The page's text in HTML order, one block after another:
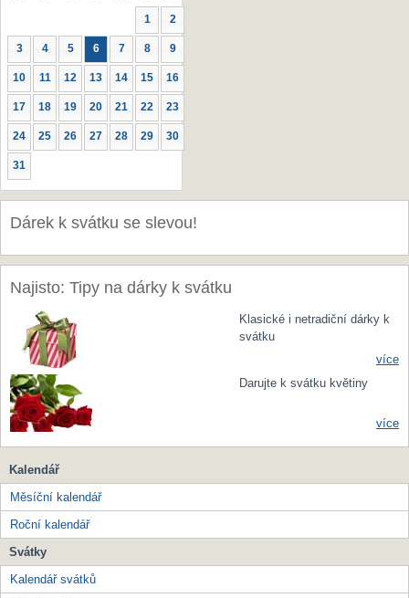
1 2
3 4 5 6 7 8 9
10 11 12 13 14 15 16
17 18 19 20 21 22 23
24 25 26 27 28 29 30
31
Dárek k svátku se slevou!
Najisto: Tipy na dárky k svátku
Klasické i netradiční dárky k
svátku
více
Darujte k svátku květiny
více
Kalendář
Měsíční kalendář
Roční kalendář
Svátky
Kalendář svátků